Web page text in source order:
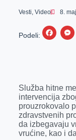
Vesti, Video 8.
Podeli:
F
b
o
o
k
e
Služba hitne
intervencija
prouzrokovalo
zdravstvenih
da izbegavaju
vrućine, kao i